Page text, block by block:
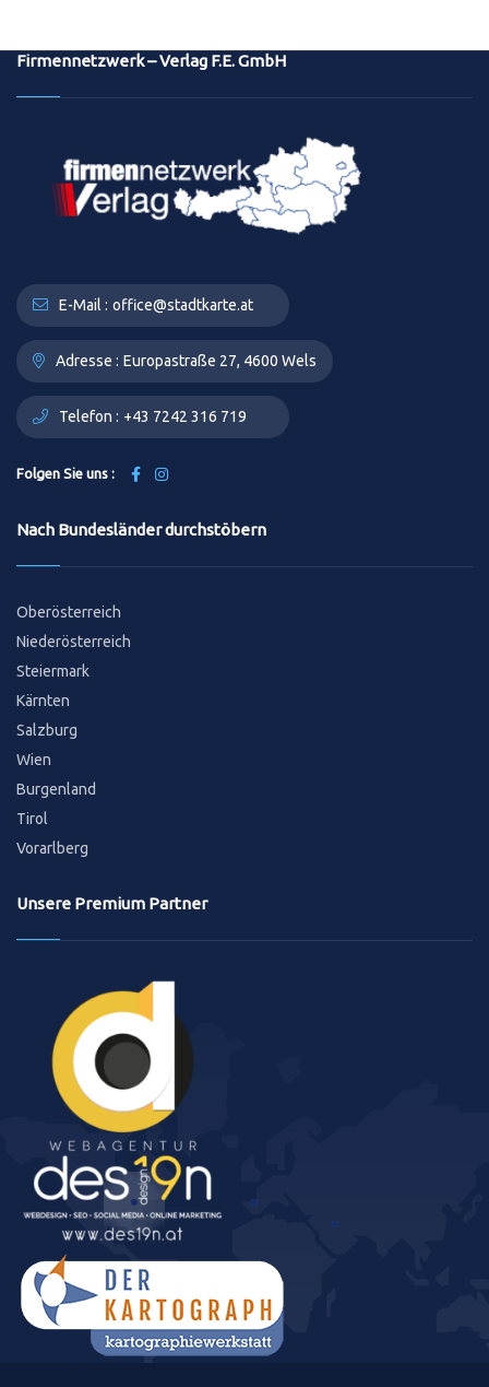
Firmennetzwerk – Verlag F.E. GmbH
E-Mail : office@stadtkarte.at
Adresse : Europastraße 27, 4600 Wels
Telefon : +43 7242 316 719
Folgen Sie uns :
Nach Bundesländer durchstöbern
Oberösterreich
Niederösterreich
Steiermark
Kärnten
Salzburg
Wien
Burgenland
Tirol
Vorarlberg
Unsere Premium Partner